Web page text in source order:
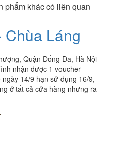
phẩm khác có liên quan
Chùa Láng
Quận Đống Đa, Hà Nội
nhận được 1 voucher
14/9 hạn sử dụng 16/9,
ở tất cả cửa hàng nhưng ra